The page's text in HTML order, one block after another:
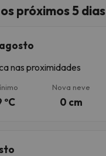
próximos 5 dias
nas proximidades
ºC
Nova neve
0 cm